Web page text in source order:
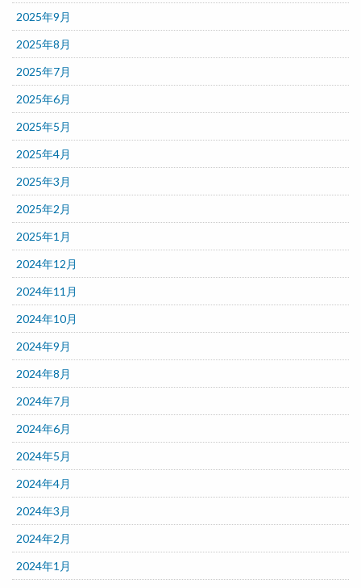
2025年9月
2025年8月
2025年7月
2025年6月
2025年5月
2025年4月
2025年3月
2025年2月
2025年1月
2024年12月
2024年11月
2024年10月
2024年9月
2024年8月
2024年7月
2024年6月
2024年5月
2024年4月
2024年3月
2024年2月
2024年1月